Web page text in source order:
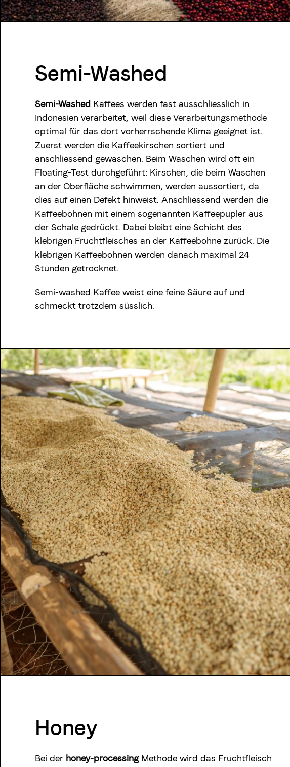
Semi-Washed
Semi-Washed Kaffees werden fast ausschliesslich in
Indonesien verarbeitet, weil diese Verarbeitungsmethode
optimal für das dort vorherrschende Klima geeignet ist.
Zuerst werden die Kaffeekirschen sortiert und
anschliessend gewaschen. Beim Waschen wird oft ein
Floating-Test durchgeführt: Kirschen, die beim Waschen
an der Oberfläche schwimmen, werden aussortiert, da
dies auf einen Defekt hinweist. Anschliessend werden die
Kaffeebohnen mit einem sogenannten Kaffeepupler aus
der Schale gedrückt. Dabei bleibt eine Schicht des
klebrigen Fruchtfleisches an der Kaffeebohne zurück. Die
klebrigen Kaffeebohnen werden danach maximal 24
Stunden getrocknet.
Semi-washed Kaffee weist eine feine Säure auf und
schmeckt trotzdem süsslich.
Honey
Bei der honey-processing Methode wird das Fruchtfleisch